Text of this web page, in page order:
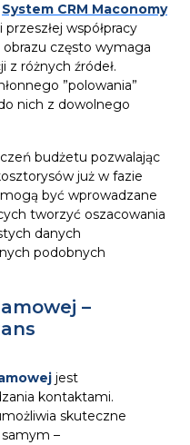
System CRM Maconomy
współpracy
często wymaga
z różnych źródeł.
”polowania”
nich z dowolnego
budżetu pozwalając
już w fazie
być wprowadzane
tworzyć oszacowania
danych
podobnych
–
jest
kontaktami.
skuteczne
–